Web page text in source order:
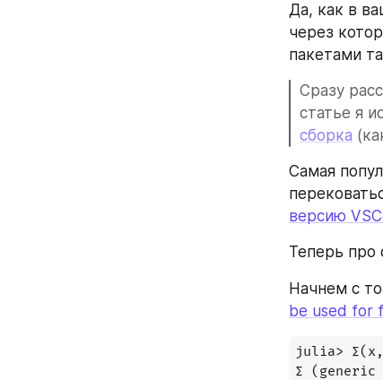
Да, как в
через
пакетами
Сразу
статье я
сборка
Самая
версию
Теперь про
Начнем с
be used for
julia>
∑ (generic